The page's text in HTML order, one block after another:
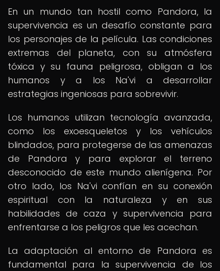
En un mundo tan hostil como Pandora, la
supervivencia es un desafío constante para
los personajes de la película. Las condiciones
extremas del planeta, con su atmósfera
tóxica y su fauna peligrosa, obligan a los
humanos y a los Na'vi a desarrollar
estrategias ingeniosas para sobrevivir.
Los humanos utilizan tecnología avanzada,
como los exoesqueletos y los vehículos
blindados, para protegerse de las amenazas
de Pandora y para explorar el terreno
desconocido de este mundo alienígena. Por
otro lado, los Na'vi confían en su conexión
espiritual con la naturaleza y en sus
habilidades de caza y supervivencia para
enfrentarse a los peligros que les acechan.
La adaptación al entorno de Pandora es
fundamental para la supervivencia de los